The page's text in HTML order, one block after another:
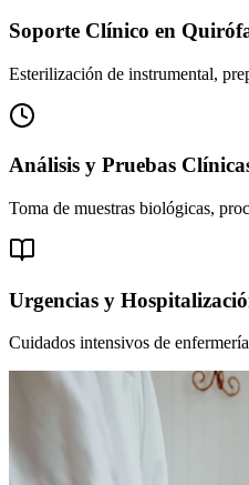
Soporte Clínico en
Esterilización de instrumental,
Análisis y Pruebas
Toma de muestras biológicas,
Urgencias y
Cuidados intensivos de